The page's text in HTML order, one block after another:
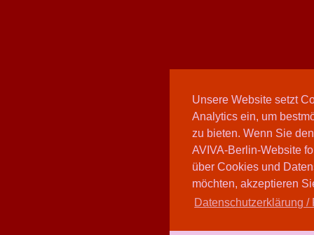
Unsere Website setzt
Analytics ein, um
zu bieten. Wenn Sie
AVIVA-Berlin-Website
über Cookies und
möchten, akzeptieren
Datenschutzerklärung /